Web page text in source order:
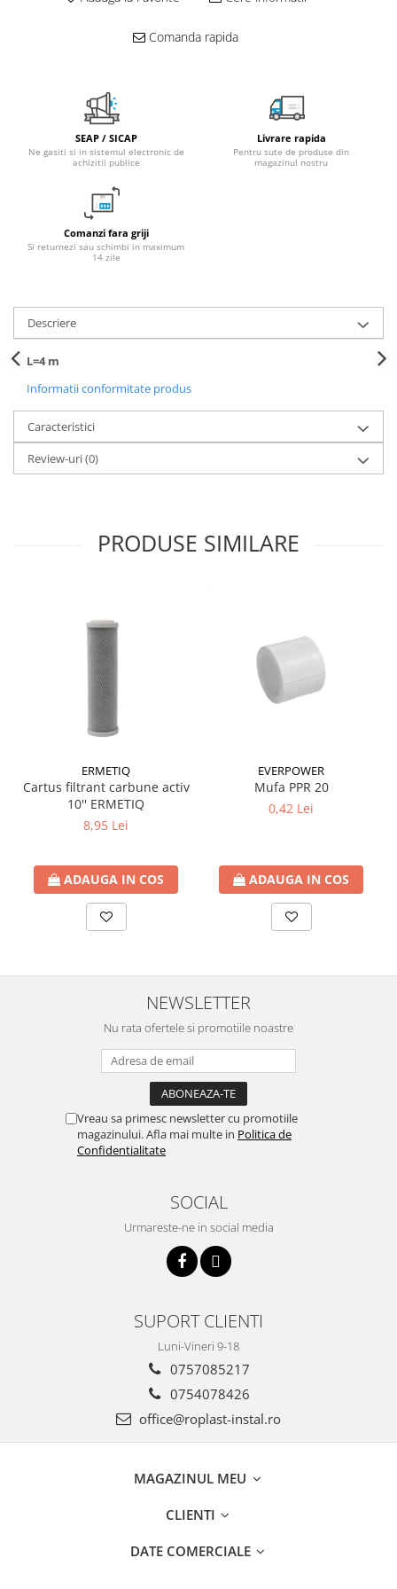
Sisteme de canalizare si ape
Sistem canalizare exterioara
Statii de dedurizare
Accesorii statii dedurizare
Comanda rapida
SEAP / SICAP
Ne gasiti si in sistemul electronic de
achizitii publice
Livrare rapida
Pentru sute de produse din
magazinul nostru
Comanzi fara griji
Si returnezi sau schimbi in maximum
14 zile
Descriere
L=4 m
Informatii conformitate produs
Caracteristici
Review-uri(0)
PRODUSE SIMILARE
ERMETIQ
Cartus filtrant carbune activ
10'' ERMETIQ
8,95 Lei
ADAUGA IN COS
EVERPOWER
Mufa PPR 20
0,42 Lei
ADAUGA IN COS
NEWSLETTER
Nu rata ofertele si promotiile noastre
Vreau sa primesc newsletter cu promotiile
magazinului. Afla mai multe in Politica de
Confidentialitate
SOCIAL
Urmareste-ne in social media
SUPORT CLIENTI
Luni-Vineri 9-18
0757085217
0754078426
office@roplast-instal.ro
MAGAZINUL MEU
CLIENTI
DATE COMERCIALE